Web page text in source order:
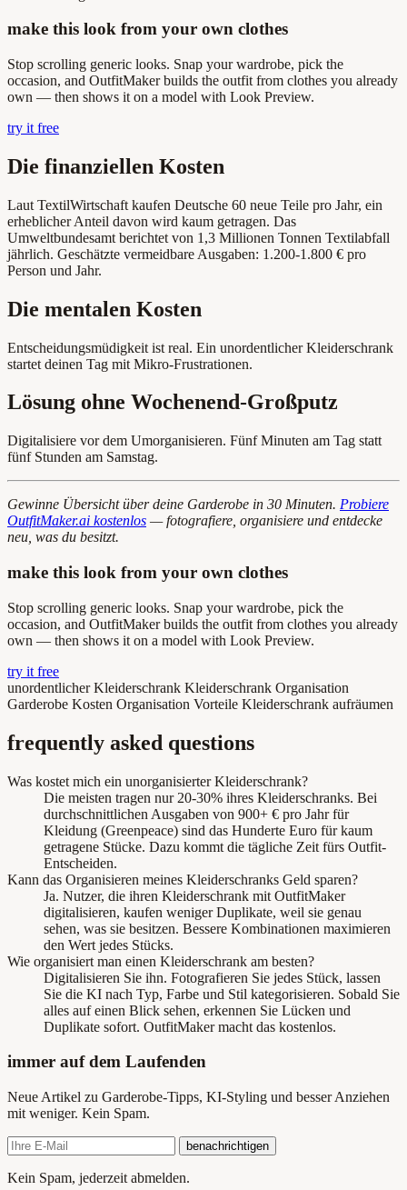
make this look from your own clothes
Stop scrolling generic looks. Snap your wardrobe, pick the
occasion, and OutfitMaker builds the outfit from clothes you already
own — then shows it on a model with Look Preview.
try it free
Die finanziellen Kosten
Laut TextilWirtschaft kaufen Deutsche 60 neue Teile pro Jahr, ein
erheblicher Anteil davon wird kaum getragen. Das
Umweltbundesamt berichtet von 1,3 Millionen Tonnen Textilabfall
jährlich. Geschätzte vermeidbare Ausgaben: 1.200-1.800 € pro
Person und Jahr.
Die mentalen Kosten
Entscheidungsmüdigkeit ist real. Ein unordentlicher Kleiderschrank
startet deinen Tag mit Mikro-Frustrationen.
Lösung ohne Wochenend-Großputz
Digitalisiere vor dem Umorganisieren. Fünf Minuten am Tag statt
fünf Stunden am Samstag.
Gewinne Übersicht über deine Garderobe in 30 Minuten. Probiere
OutfitMaker.ai kostenlos — fotografiere, organisiere und entdecke
neu, was du besitzt.
make this look from your own clothes
Stop scrolling generic looks. Snap your wardrobe, pick the
occasion, and OutfitMaker builds the outfit from clothes you already
own — then shows it on a model with Look Preview.
try it free
unordentlicher Kleiderschrank Kleiderschrank Organisation
Garderobe Kosten Organisation Vorteile Kleiderschrank aufräumen
frequently asked questions
Was kostet mich ein unorganisierter Kleiderschrank?
Die meisten tragen nur 20-30% ihres Kleiderschranks. Bei
durchschnittlichen Ausgaben von 900+ € pro Jahr für
Kleidung (Greenpeace) sind das Hunderte Euro für kaum
getragene Stücke. Dazu kommt die tägliche Zeit fürs Outfit-
Entscheiden.
Kann das Organisieren meines Kleiderschranks Geld sparen?
Ja. Nutzer, die ihren Kleiderschrank mit OutfitMaker
digitalisieren, kaufen weniger Duplikate, weil sie genau
sehen, was sie besitzen. Bessere Kombinationen maximieren
den Wert jedes Stücks.
Wie organisiert man einen Kleiderschrank am besten?
Digitalisieren Sie ihn. Fotografieren Sie jedes Stück, lassen
Sie die KI nach Typ, Farbe und Stil kategorisieren. Sobald Sie
alles auf einen Blick sehen, erkennen Sie Lücken und
Duplikate sofort. OutfitMaker macht das kostenlos.
immer auf dem Laufenden
Neue Artikel zu Garderobe-Tipps, KI-Styling und besser Anziehen
mit weniger. Kein Spam.
benachrichtigen
Kein Spam, jederzeit abmelden.